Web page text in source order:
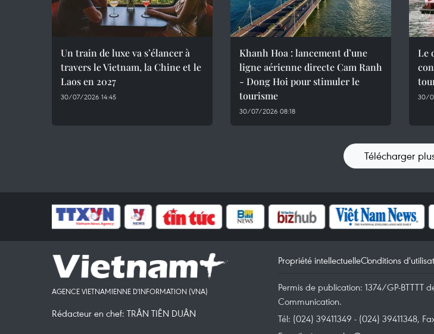
Un train de luxe va s’élancer à
travers le Vietnam, la Chine et le
Laos en 2027
30/07/2026 14:45
Khanh Hoa : lancement d’une
ligne aérienne directe Cam Ranh
- Dong Hoi pour stimuler le
tourisme
30/07/2026 08:18
Le
30/
Télécharger
AGENCE VIETNAMIENNE D'INFORMATION (VNA)
Rédacteur en chef: TRÂN TIÊN DUÂN
Propriété intellectuelleConditions
Permis de publication: 1374/GP-BTTTT
Communication.
Tél: (024) 39411349 - (024) 39411348,